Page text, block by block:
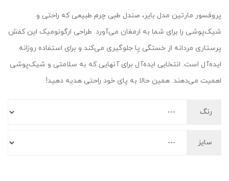
پروفسور مارتین مدل بایر، صندل طبی چرم طبیعی که راحتی و
شیک‌پوشی را برای شما به ارمغان می‌آورد. طراحی ارگونومیک این کفش
پرستاری مردانه از خستگی پا جلوگیری می‌کند و برای استفاده روزانه
ایده‌آل است. انتخابی ایده‌آل برای آنهایی که به سلامتی و شیک‌پوشی
اهمیت می‌دهند. همین حالا به پای خود راحتی هدیه دهید!
رنگ
سایز